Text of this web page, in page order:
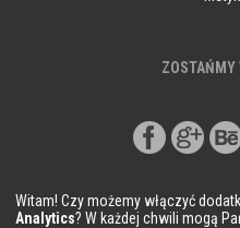
ZOSTAŃMY
Witam! Czy możemy włączyć
Analytics? W każdej chwili mogą